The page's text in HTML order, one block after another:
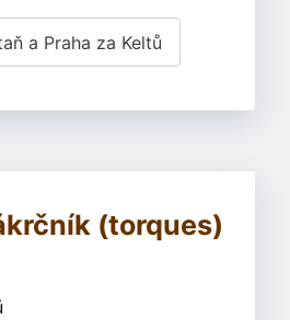
a Praha za Keltů
(torques)